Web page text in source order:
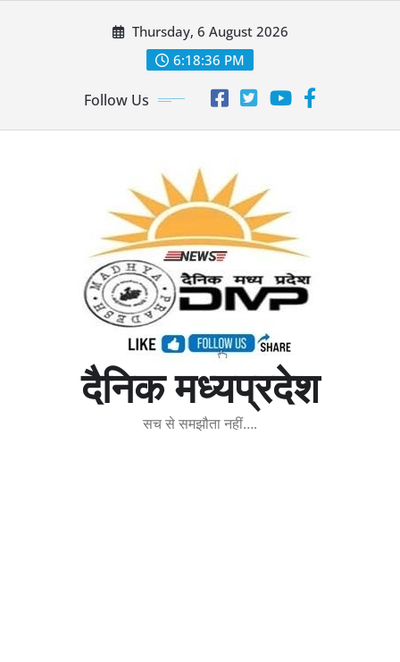
Thursday, 6 August 2026
6:18:37 PM
Follow Us
दैनिक मध्यप्रदेश
सच से समझौता नहीं….